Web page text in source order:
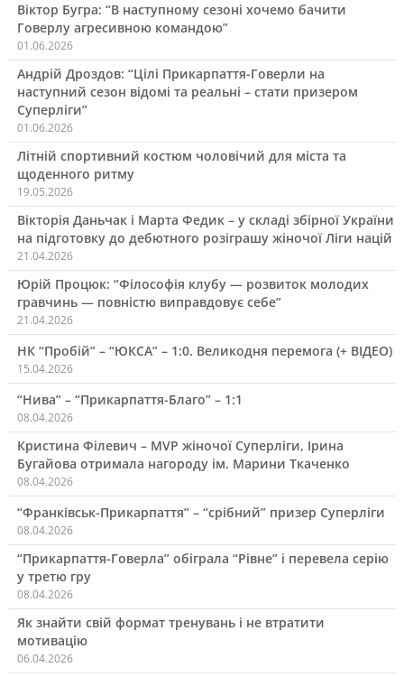
Віктор Бугра: “В наступному сезоні хочемо бачити
Говерлу агресивною командою”
01.06.2026
Андрій Дроздов: “Цілі Прикарпаття-Говерли на
наступний сезон відомі та реальні – стати призером
Суперліги”
01.06.2026
Літній спортивний костюм чоловічий для міста та
щоденного ритму
19.05.2026
Вікторія Даньчак і Марта Федик – у складі збірної України
на підготовку до дебютного розіграшу жіночої Ліги націй
21.04.2026
Юрій Процюк: “Філософія клубу — розвиток молодих
гравчинь — повністю виправдовує себе”
21.04.2026
НК “Пробій” – “ЮКСА” – 1:0. Великодня перемога (+ ВІДЕО)
15.04.2026
“Нива” – “Прикарпаття-Благо” – 1:1
08.04.2026
Кристина Філевич – MVP жіночої Суперліги, Ірина
Бугайова отримала нагороду ім. Марини Ткаченко
08.04.2026
“Франківськ-Прикарпаття” – “срібний” призер Суперліги
08.04.2026
“Прикарпаття-Говерла” обіграла “Рівне” і перевела серію
у третю гру
08.04.2026
Як знайти свій формат тренувань і не втратити
мотивацію
06.04.2026